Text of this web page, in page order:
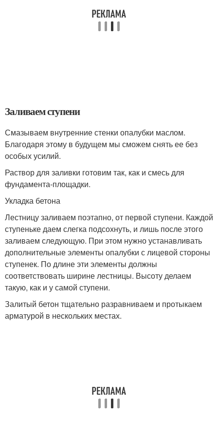
Заливаем ступени
Смазываем внутренние стенки опалубки маслом.
Благодаря этому в будущем мы сможем снять ее без
особых усилий.
Раствор для заливки готовим так, как и смесь для
фундамента-площадки.
Укладка бетона
Лестницу заливаем поэтапно, от первой ступени. Каждой
ступеньке даем слегка подсохнуть, и лишь после этого
заливаем следующую. При этом нужно устанавливать
дополнительные элементы опалубки с лицевой стороны
ступенек. По длине эти элементы должны
соответствовать ширине лестницы. Высоту делаем
такую, как и у самой ступени.
Залитый бетон тщательно разравниваем и протыкаем
арматурой в нескольких местах.